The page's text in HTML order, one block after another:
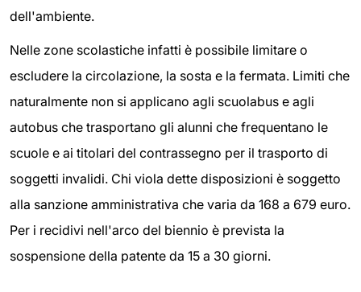
dell'ambiente.
Nelle zone scolastiche infatti è possibile limitare o
escludere la circolazione, la sosta e la fermata. Limiti che
naturalmente non si applicano agli scuolabus e agli
autobus che trasportano gli alunni che frequentano le
scuole e ai titolari del contrassegno per il trasporto di
soggetti invalidi. Chi viola dette disposizioni è soggetto
alla sanzione amministrativa che varia da 168 a 679 euro.
Per i recidivi nell'arco del biennio è prevista la
sospensione della patente da 15 a 30 giorni.